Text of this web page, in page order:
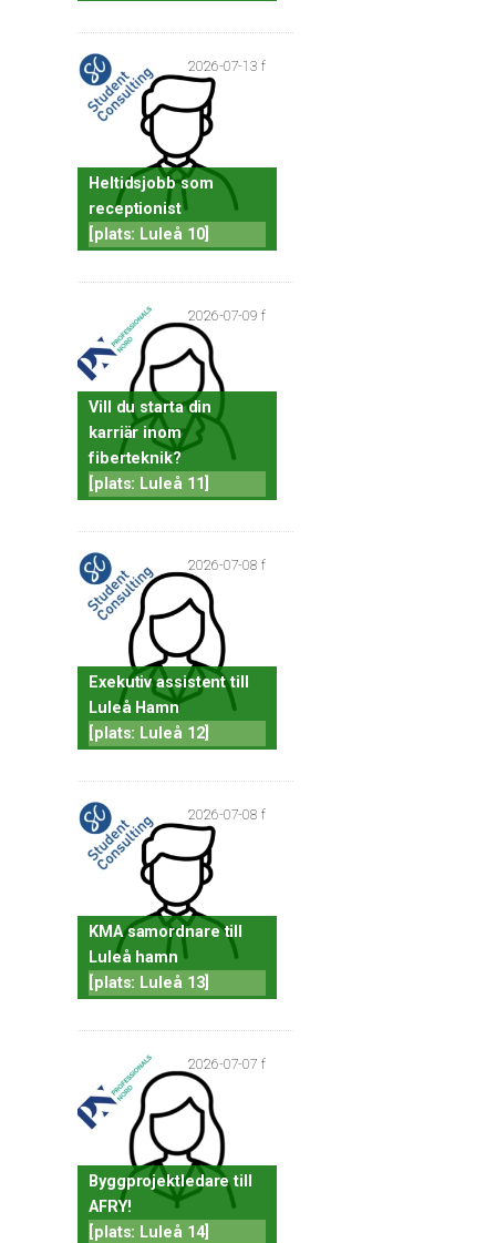
2026-07-13 f
Heltidsjobb som
receptionist
[plats: Luleå 10]
2026-07-09 f
Vill du starta din
karriär inom
fiberteknik?
[plats: Luleå 11]
2026-07-08 f
Exekutiv assistent till
Luleå Hamn
[plats: Luleå 12]
2026-07-08 f
KMA samordnare till
Luleå hamn
[plats: Luleå 13]
2026-07-07 f
Byggprojektledare till
AFRY!
[plats: Luleå 14]